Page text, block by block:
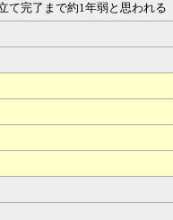
て完了まで約1年弱と思われる